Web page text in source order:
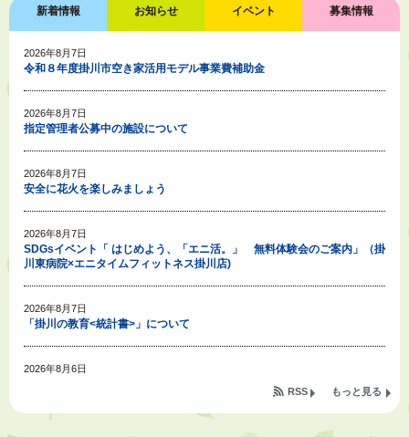
新着情報 お知らせ イベント 募集情報
2026年8月7日
令和８年度掛川市空き家活用モデル事業費補助金
2026年8月7日
指定管理者公募中の施設について
2026年8月7日
安全に花火を楽しみましょう
2026年8月7日
SDGsイベント「 はじめよう、「エニ活。」 無料体験会のご案内」（掛
川東病院×エニタイムフィットネス掛川店)
2026年8月7日
「掛川の教育<統計書>」について
2026年8月6日
令和８年度公民館等（大東北公民館、大須賀中央公民館）講座のお知らせ
もっと見る
RSS